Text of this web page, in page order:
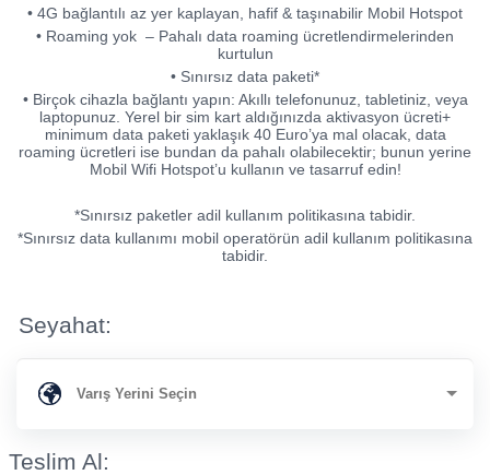
• 4G bağlantılı az yer kaplayan, hafif & taşınabilir Mobil Hotspot
• Roaming yok – Pahalı data roaming ücretlendirmelerinden
kurtulun
• Sınırsız data paketi*
• Birçok cihazla bağlantı yapın: Akıllı telefonunuz, tabletiniz, veya
laptopunuz. Yerel bir sim kart aldığınızda aktivasyon ücreti+
minimum data paketi yaklaşık 40 Euro’ya mal olacak, data
roaming ücretleri ise bundan da pahalı olabilecektir; bunun yerine
Mobil Wifi Hotspot’u kullanın ve tasarruf edin!
*Sınırsız paketler adil kullanım politikasına tabidir.
*Sınırsız data kullanımı mobil operatörün adil kullanım politikasına
tabidir.
Seyahat:
Teslim Al: